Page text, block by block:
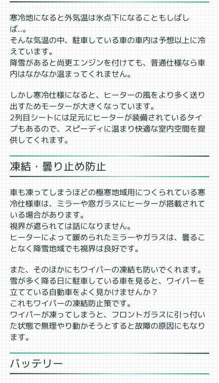
寒冷地になると外気温は氷点下になることもしばし
ば..。
そんな気温の中、駐車している車の車内は予想以上に冷
えています。
降雪があると尚更エンジンを付けても、普通仕様なら車
内はなかなか温まってくれません。
しかし寒冷仕様になると、ヒーターの風をより多く送り
出すためモーターが大きくなっています。
2列目シートには足元にヒーターが装備されているタイ
プもあるので、スピーディに温まり快適な室内空間を提
供してくれます。
凍結・曇り止め防止
車も凍ってしまうほどの極寒地域用につくられている寒
冷仕様車は、ミラーや窓ガラスにヒーターが搭載されて
いる場合があります。
視界が遮られては話になりません。
ヒーターによって暖められたミラーやガラスは、曇るこ
となく降雪地域でも視界は良好です。
また、そのほかにもワイパーの凍結も防いでくれます。
雪が多く降る日に駐車している車を見ると、ワイパーを
立てている自動車をよく見かけませんか？
これもワイパーの凍結防止策です。
ワイパーが凍ってしまうと、フロントガラスに引っ付い
た状態で無理やり動かそうとすると故障の原因にもなり
ます。
バッテリー